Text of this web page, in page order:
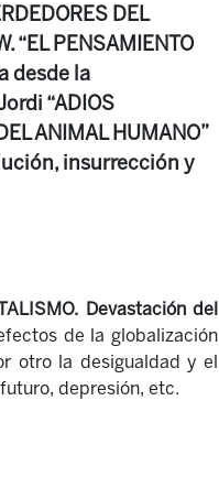
DEL
“EL PENSAMIENTO
desde la
“ADIOS
ANIMAL HUMANO”
insurrección y
Devastación del
de la globalización
otro la desigualdad y el
depresión, etc.